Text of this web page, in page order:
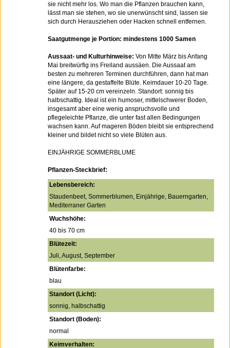
sie nicht mehr los. Wo man die Pflanzen brauchen kann,
lässt man sie stehen, wo sie unerwünscht sind, lassen sie
sich durch Herausziehen oder Hacken schnell entfernen.
Saatgutmenge je Portion: mindestens 1000 Samen
Aussaat- und Kulturhinweise: Von Mitte März bis Anfang
Mai breitwürfig ins Freiland aussäen. Die Aussaat am
besten zu mehreren Terminen durchführen, dann hat man
eine längere, da gestaffelte Blüte. Keimdauer 10-20 Tage.
Später auf 15-20 cm vereinzeln. Standort: sonnig bis
halbschattig. Ideal ist ein humoser, mittelschwerer Boden,
insgesamt aber eine wenig anspruchsvolle und
pflegeleichte Pflanze, die unter fast allen Bedingungen
wachsen kann. Auf mageren Böden bleibt sie entsprechend
kleiner und bildet nicht so viele Blüten aus.
EINJÄHRIGE SOMMERBLUME
Pflanzen-Steckbrief:
Lebensbereich:
Staudenbeet, Sommerblumen, Einjährige, Bauerngarten,
Mediterraner Garten
Wuchshöhe:
40 bis 70 cm
Blütezeit:
Juli, August, September
Blütenfarbe:
blau
Standort (Licht):
sonnig, halbschattig
Standort (Boden):
normal
Keimverhalten: